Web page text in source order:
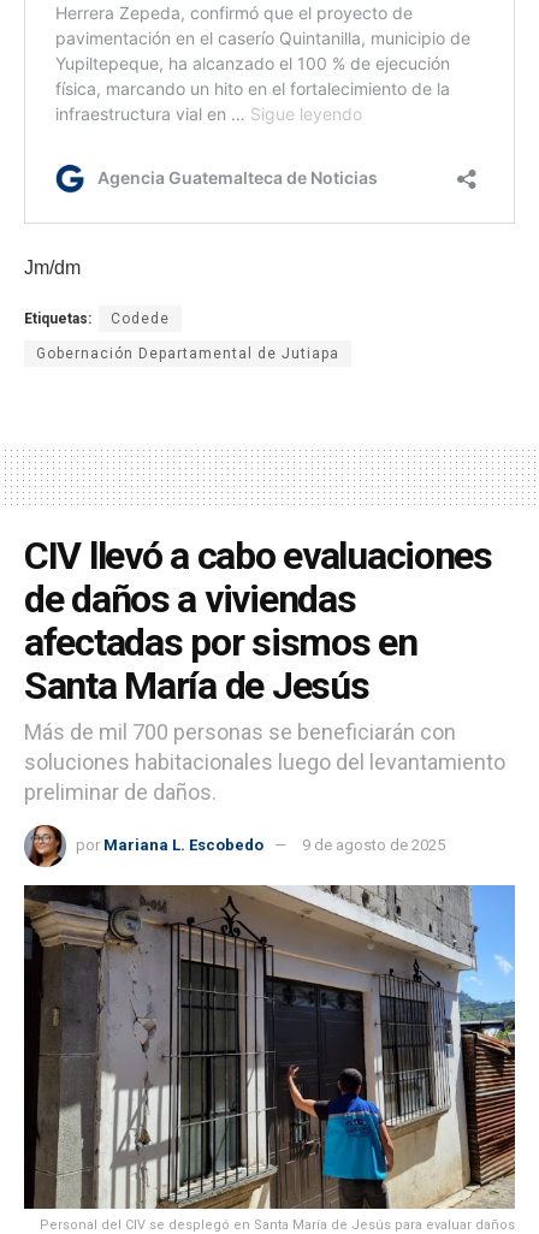
Jm/dm
Etiquetas: Codede
Gobernación Departamental de Jutiapa
CIV llevó a cabo evaluaciones
de daños a viviendas
afectadas por sismos en
Santa María de Jesús
Más de mil 700 personas se beneficiarán con
soluciones habitacionales luego del levantamiento
preliminar de daños.
por Mariana L. Escobedo 9 de agosto de 2025
Personal del CIV se desplegó en Santa María de Jesús para evaluar daños